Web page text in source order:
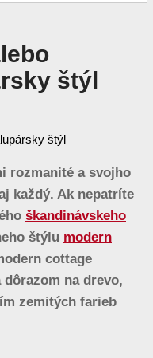
štýl
rozmanité a svojho
každý. Ak nepatríte
škandinávskeho
štýlu modern
cottage
na drevo,
zemitých farieb